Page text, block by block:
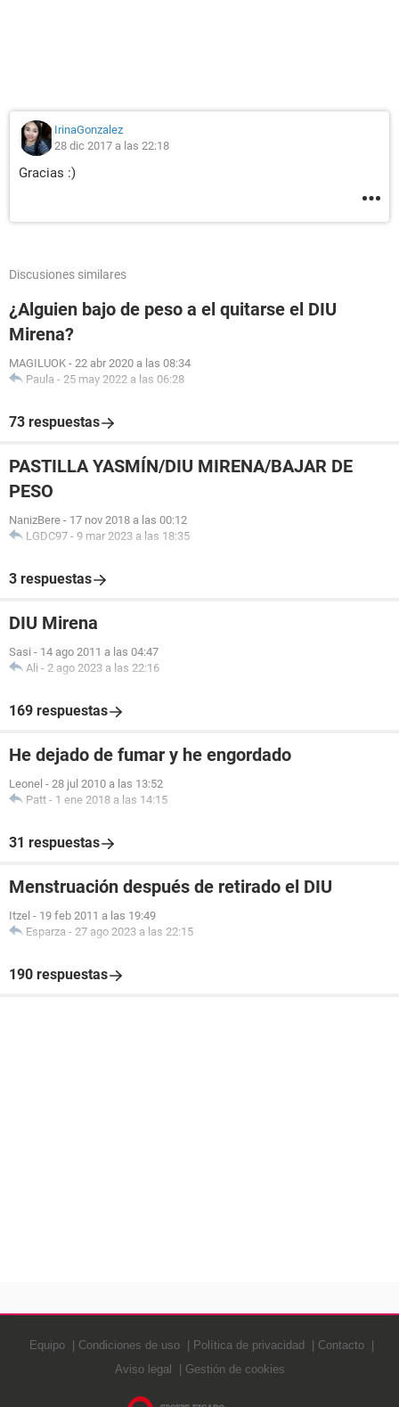
IrinaGonzalez
28 dic 2017 a las 22:18
Gracias :)
Discusiones similares
¿Alguien bajo de peso a el quitarse el DIU
Mirena?
MAGILUOK - 22 abr 2020 a las 08:34
Paula - 25 may 2022 a las 06:28
73 respuestas
PASTILLA YASMÍN/DIU MIRENA/BAJAR DE
PESO
NanizBere - 17 nov 2018 a las 00:12
LGDC97 - 9 mar 2023 a las 18:35
3 respuestas
DIU Mirena
Sasi - 14 ago 2011 a las 04:47
Ali - 2 ago 2023 a las 22:16
169 respuestas
He dejado de fumar y he engordado
Leonel - 28 jul 2010 a las 13:52
Patt - 1 ene 2018 a las 14:15
31 respuestas
Menstruación después de retirado el DIU
Itzel - 19 feb 2011 a las 19:49
Esparza - 27 ago 2023 a las 22:15
190 respuestas
Equipo Condiciones de uso Política de privacidad
Contacto
Aviso legal
Gestión de cookies